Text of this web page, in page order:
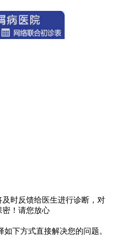
时反馈给医生进行诊断，对
密！请您放心
下方式直接解决您的问题。